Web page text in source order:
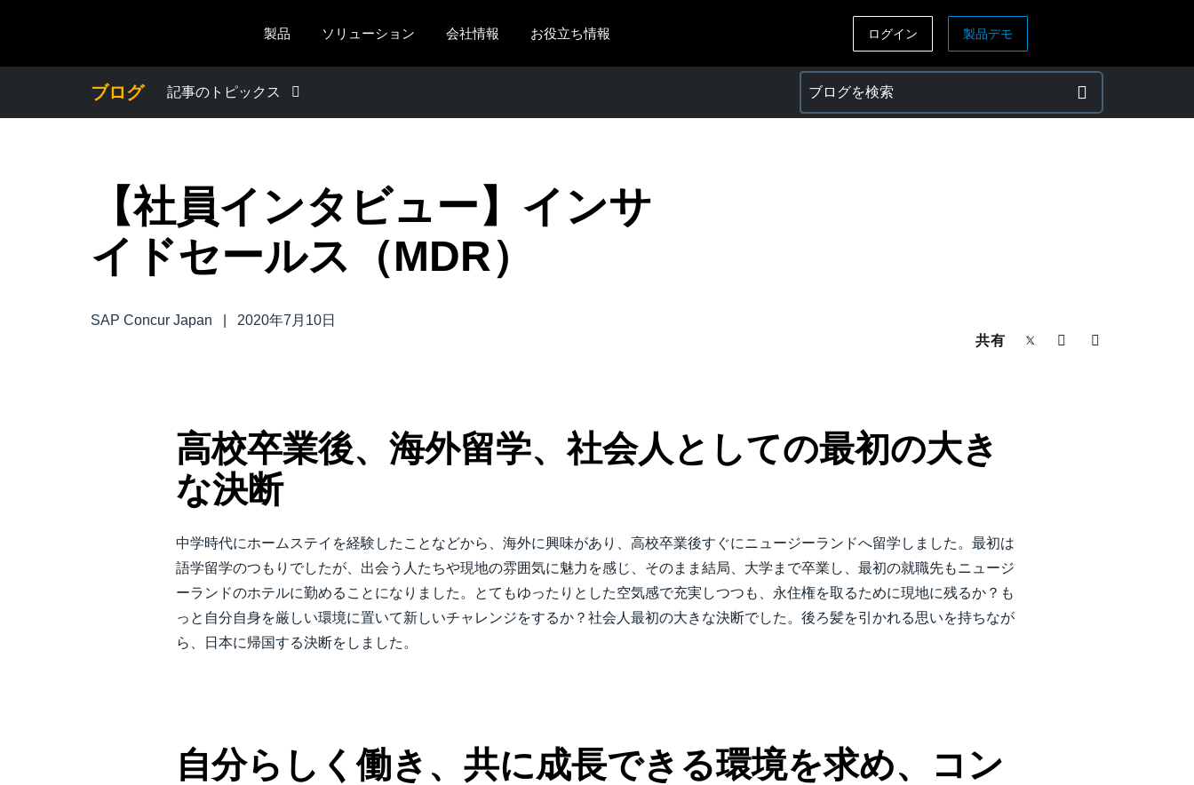
製品
ソリューション 会社情報 お役立ち情報
Canada (Français)
Brasil (Português)
España (Español)
ASIA PACIFIC
ログイン 製品デモ
ブログ 記事のトピックス
プレスリリース
電子帳簿保存法・インボイス制度
製品情報
サステナビリティ
働きかた改革
【社員インタビュー】インサ
イドセールス（MDR）
SAP Concur Japan
2020年7月10日
共有
高校卒業後、海外留学、社会人としての最初の大き
な決断
中学時代にホームステイを経験したことなどから、海外に興味があり、高校卒業後すぐにニュージーランドへ留学しました。最初は
語学留学のつもりでしたが、出会う人たちや現地の雰囲気に魅力を感じ、そのまま結局、大学まで卒業し、最初の就職先もニュージ
ーランドのホテルに勤めることになりました。とてもゆったりとした空気感で充実しつつも、永住権を取るために現地に残るか？も
っと自分自身を厳しい環境に置いて新しいチャレンジをするか？社会人最初の大きな決断でした。後ろ髪を引かれる思いを持ちなが
ら、日本に帰国する決断をしました。
自分らしく働き、共に成長できる環境を求め、コン